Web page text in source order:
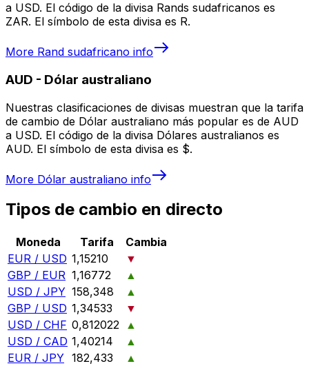
a USD. El código de la divisa Rands sudafricanos es
ZAR. El símbolo de esta divisa es R.
More Rand sudafricano info
AUD - Dólar australiano
Nuestras clasificaciones de divisas muestran que la tarifa
de cambio de Dólar australiano más popular es de AUD
a USD. El código de la divisa Dólares australianos es
AUD. El símbolo de esta divisa es $.
More Dólar australiano info
Tipos de cambio en directo
Moneda Tarifa
Cambia
EUR / USD 1,15210
▼
GBP / EUR 1,16772
▲
USD / JPY 158,348
▲
GBP / USD 1,34533
▼
USD / CHF 0,812022 ▲
USD / CAD 1,40214
▲
EUR / JPY 182,433
▲